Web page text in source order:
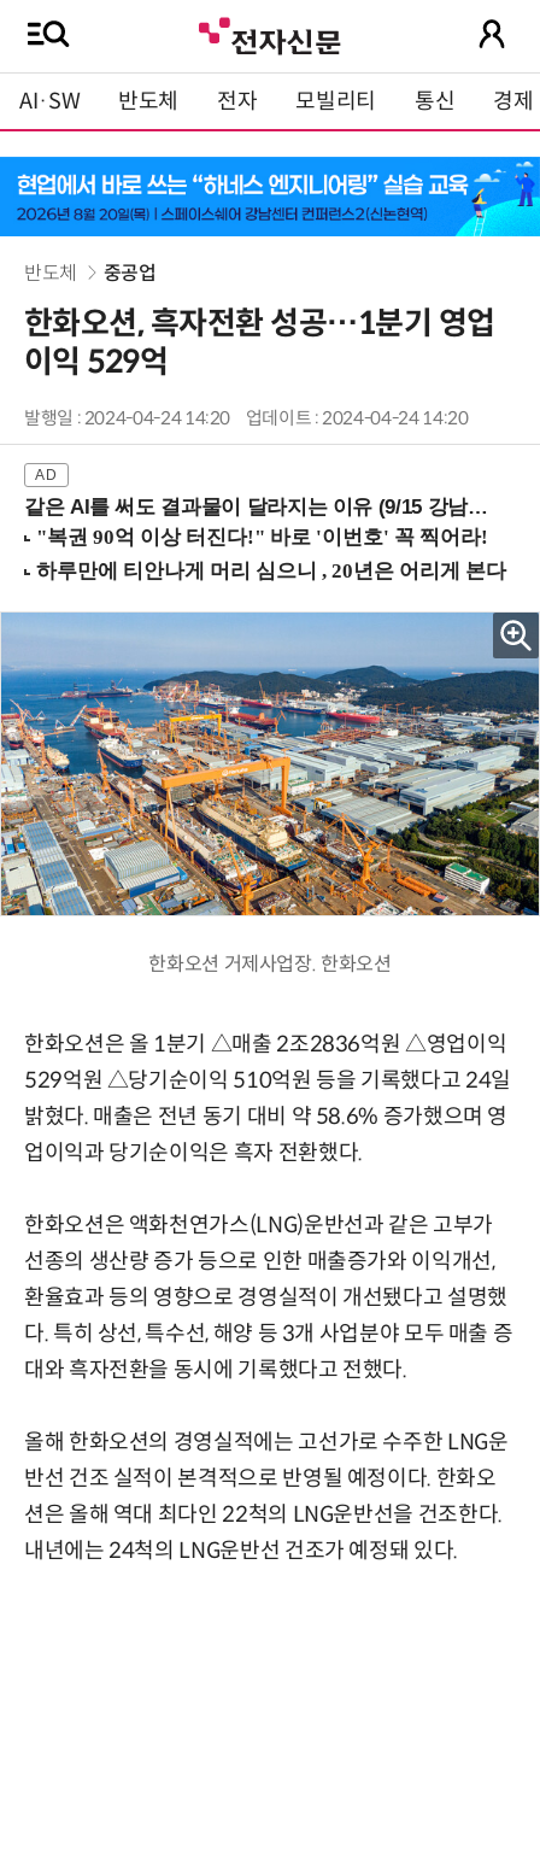
AI·SW 반도체 전자 모빌리티 통신 경제
반도체 중공업
한화오션, 흑자전환 성공…1분기 영업
이익 529억
발행일 : 2024-04-24 14:20 업데이트 : 2024-04-24 14:20
같은 AI를 써도 결과물이 달라지는 이유 (9/15 강남역)
한화오션 거제사업장. 한화오션
한화오션은 올 1분기 △매출 2조2836억원 △영업이익
529억원 △당기순이익 510억원 등을 기록했다고 24일
밝혔다. 매출은 전년 동기 대비 약 58.6% 증가했으며 영
업이익과 당기순이익은 흑자 전환했다.
한화오션은 액화천연가스(LNG)운반선과 같은 고부가
선종의 생산량 증가 등으로 인한 매출증가와 이익개선,
환율효과 등의 영향으로 경영실적이 개선됐다고 설명했
다. 특히 상선, 특수선, 해양 등 3개 사업분야 모두 매출 증
대와 흑자전환을 동시에 기록했다고 전했다.
올해 한화오션의 경영실적에는 고선가로 수주한 LNG운
반선 건조 실적이 본격적으로 반영될 예정이다. 한화오
션은 올해 역대 최다인 22척의 LNG운반선을 건조한다.
내년에는 24척의 LNG운반선 건조가 예정돼 있다.